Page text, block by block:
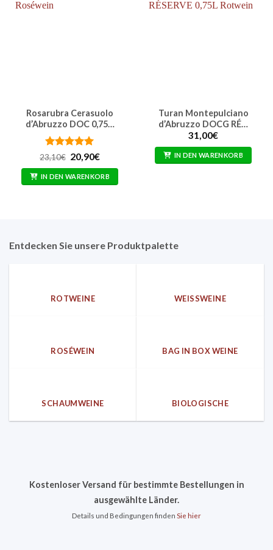
Rosarubra Cerasuolo
d’Abruzzo DOC 0,75…
Bewertet
5
23,10€ Ursprünglicher
Preis
war:
23,10€
20,90€Aktueller
ist:
20,90€.
IN DEN WARENKORB
Turan Montepulciano
d’Abruzzo DOCG RÉ…
31,00€
IN DEN WARENKORB
Entdecken Sie unsere Produktpalette
ROTWEINE WEISSWEINE
ROSÉWEIN BAG IN BOX WEINE
SCHAUMWEINE BIOLOGISCHE
Kostenloser Versand für bestimmte Bestellungen in
ausgewählte Länder.
Details und Bedingungen finden Sie hier